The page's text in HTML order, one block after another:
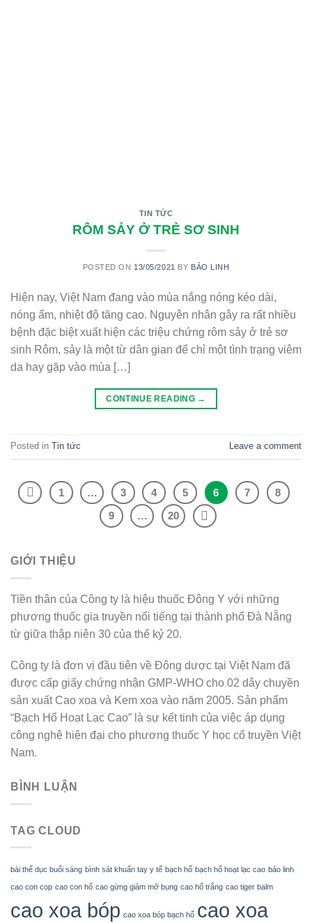
TIN TỨC
RÔM SẢY Ở TRẺ SƠ SINH
POSTED ON 13/05/2021 BY BẢO LINH
Hiện nay, Việt Nam đang vào mùa nắng nóng kéo dài,
nóng ẩm, nhiệt độ tăng cao. Nguyên nhân gây ra rất nhiều
bệnh đặc biệt xuất hiện các triệu chứng rôm sảy ở trẻ sơ
sinh Rôm, sảy là một từ dân gian để chỉ một tình trạng viêm
da hay gặp vào mùa […]
CONTINUE READING →
Posted in Tin tức Leave a comment
1 … 3 4 5 6 7
8
9
… 20
GIỚI THIỆU
Tiền thân của Công ty là hiệu thuốc Đông Y với những
phương thuốc gia truyền nổi tiếng tại thành phố Đà Nẵng
từ giữa thập niên 30 của thế kỷ 20.
Công ty là đơn vị đầu tiên về Đông dược tại Việt Nam đã
được cấp giấy chứng nhận GMP-WHO cho 02 dây chuyền
sản xuất Cao xoa và Kem xoa vào năm 2005. Sản phẩm
“Bạch Hổ Hoạt Lạc Cao” là sự kết tinh của việc áp dụng
công nghệ hiện đại cho phương thuốc Y học cổ truyền Việt
Nam.
BÌNH LUẬN
TAG CLOUD
bài thể dục buổi sáng bình sát khuẩn tay y tế bạch hổ bạch hổ hoạt lạc cao bảo linh
cao con cọp cao con hổ cao gừng giảm mỡ bụng cao hổ trắng cao tiger balm
cao xoa bóp cao xoa bóp bạch hổ cao xoa